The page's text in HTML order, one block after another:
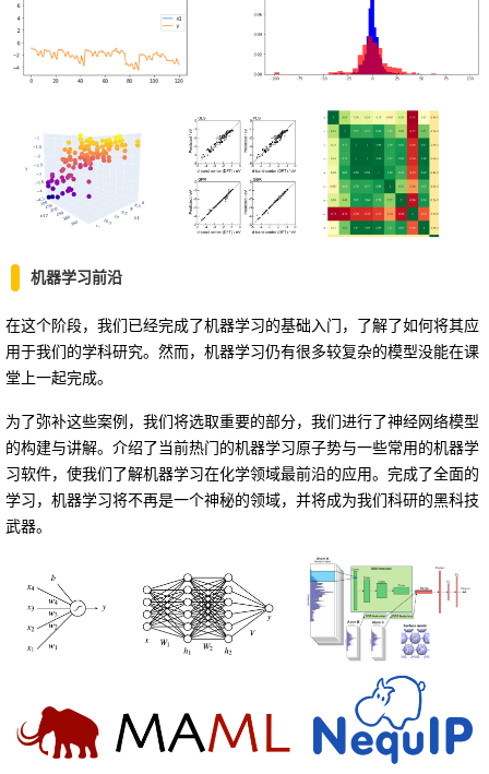
机器学习前沿
在这个阶段，我们已经完成了机器学习的基础入门，了解了如何将其应
用于我们的学科研究。然而，机器学习仍有很多较复杂的模型没能在课
堂上一起完成。
为了弥补这些案例，我们将选取重要的部分，我们进行了神经网络模型
的构建与讲解。介绍了当前热门的机器学习原子势与一些常用的机器学
习软件，使我们了解机器学习在化学领域最前沿的应用。完成了全面的
学习，机器学习将不再是一个神秘的领域，并将成为我们科研的黑科技
武器。